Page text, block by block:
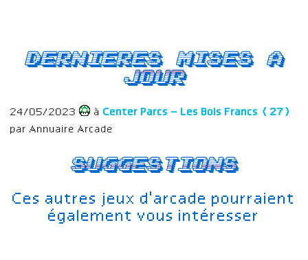
Suggestions
Ces autres jeux d'arcade pourraient
également vous intéresser
Dernieres mises a
jour
24/05/2023 à Center Parcs – Les Bois Francs (27)
par Annuaire Arcade